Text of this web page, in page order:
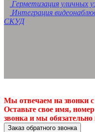
Герметизация уличных
Интеграция
СКУД
Мы отвечаем на звонки с
Оставьте свое имя,
звонка и мы
Заказ обратного звонка